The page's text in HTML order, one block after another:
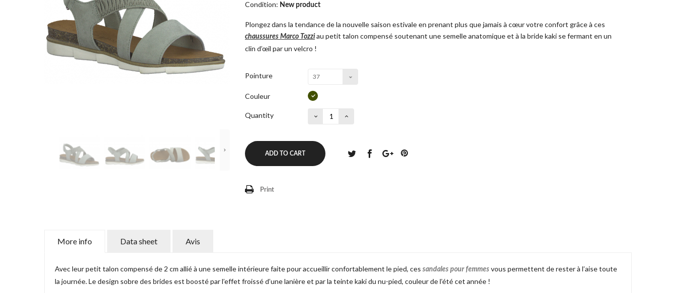
Condition: New product
Plongez dans la tendance de la nouvelle saison estivale en prenant plus que jamais à cœur votre confort grâce à ces
chaussures Marco Tozziau petit talon compensé soutenant une semelle anatomique et à la bride kaki se fermant en un
clin d’œil par un velcro !
Pointure 37
Couleur
Quantity
ADD TO CART
Print
More info Data sheet Avis
Avec leur petit talon compensé de 2 cm allié à une semelle intérieure faite pour accueillir confortablement le pied, ces sandales pour femmes vous permettent de rester à l’aise toute
la journée. Le design sobre des brides est boosté par l’effet froissé d’une lanière et par la teinte kaki du nu-pied, couleur de l’été cet année !